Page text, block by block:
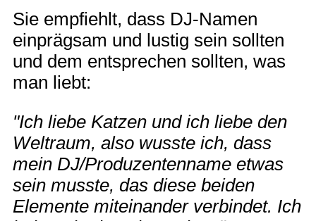
Sie empfiehlt, dass DJ-Namen
einprägsam und lustig sein sollten
und dem entsprechen sollten, was
man liebt:
"Ich liebe Katzen und ich liebe den
Weltraum, also wusste ich, dass
mein DJ/Produzentenname etwas
sein musste, das diese beiden
Elemente miteinander verbindet. Ich